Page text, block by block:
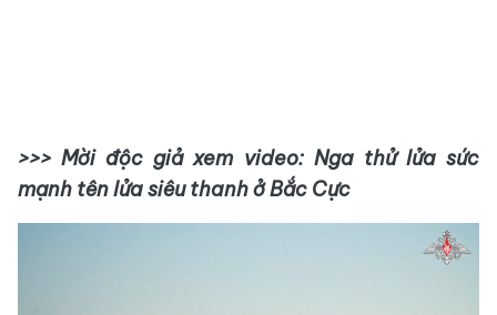
>>> Mời độc giả xem video: Nga thử lửa sức
mạnh tên lửa siêu thanh ở Bắc Cực